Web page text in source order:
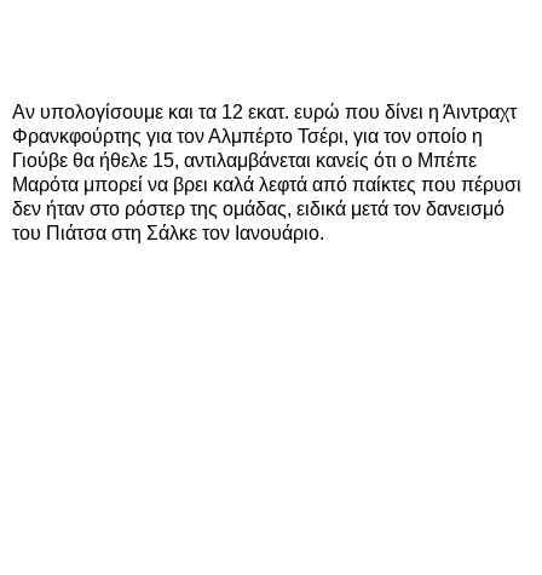
Αν υπολογίσουμε και τα 12 εκατ. ευρώ που δίνει η Άιντραχτ
Φρανκφούρτης για τον Αλμπέρτο Τσέρι, για τον οποίο η
Γιούβε θα ήθελε 15, αντιλαμβάνεται κανείς ότι ο Μπέπε
Μαρότα μπορεί να βρει καλά λεφτά από παίκτες που πέρυσι
δεν ήταν στο ρόστερ της ομάδας, ειδικά μετά τον δανεισμό
του Πιάτσα στη Σάλκε τον Ιανουάριο.